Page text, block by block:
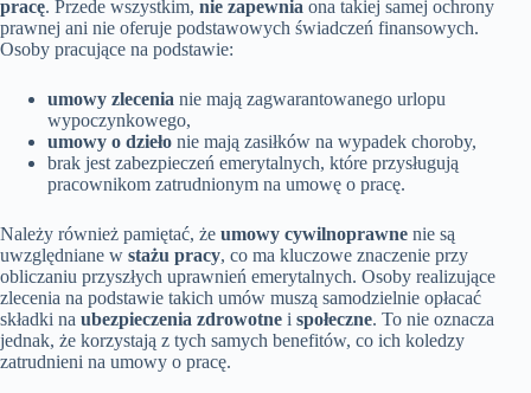
pracę. Przede wszystkim, nie zapewnia ona takiej samej ochrony
prawnej ani nie oferuje podstawowych świadczeń finansowych.
Osoby pracujące na podstawie:
umowy zlecenia nie mają zagwarantowanego urlopu
wypoczynkowego,
umowy o dzieło nie mają zasiłków na wypadek choroby,
brak jest zabezpieczeń emerytalnych, które przysługują
pracownikom zatrudnionym na umowę o pracę.
Należy również pamiętać, że umowy cywilnoprawne nie są
uwzględniane w stażu pracy, co ma kluczowe znaczenie przy
obliczaniu przyszłych uprawnień emerytalnych. Osoby realizujące
zlecenia na podstawie takich umów muszą samodzielnie opłacać
składki na ubezpieczenia zdrowotne i społeczne. To nie oznacza
jednak, że korzystają z tych samych benefitów, co ich koledzy
zatrudnieni na umowy o pracę.